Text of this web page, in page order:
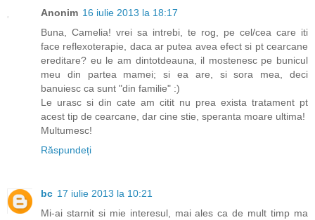
Anonim 16 iulie 2013 la 18:17
Buna, Camelia! vrei sa intrebi, te rog, pe cel/cea care iti
face reflexoterapie, daca ar putea avea efect si pt cearcane
ereditare? eu le am dintotdeauna, il mostenesc pe bunicul
meu din partea mamei; si ea are, si sora mea, deci
banuiesc ca sunt "din familie" :)
Le urasc si din cate am citit nu prea exista tratament pt
acest tip de cearcane, dar cine stie, speranta moare ultima!
Multumesc!
Răspundeți
bc 17 iulie 2013 la 10:21
Mi-ai starnit si mie interesul, mai ales ca de mult timp ma